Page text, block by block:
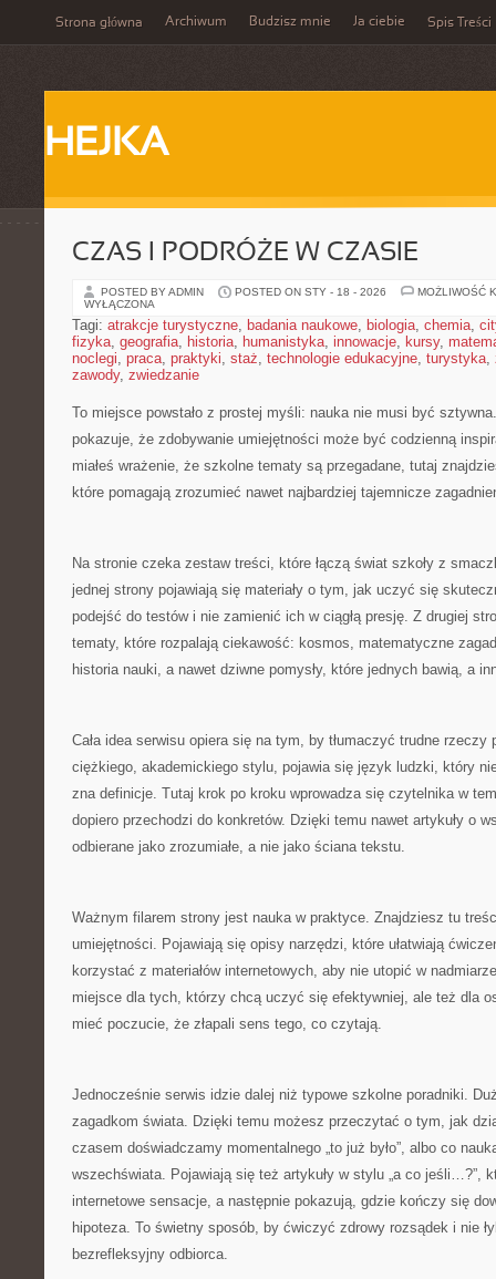
Strona główna Archiwum Budzisz mnie Ja ciebie Spis Treści
HEJKA
CZAS I PODRÓŻE W CZASIE
POSTED BY ADMIN POSTED ON STY - 18 - 2026
MOŻLIWOŚĆ
WYŁĄCZONA
Tagi: atrakcje turystyczne, badania naukowe, biologia, chemia,
fizyka, geografia, historia, humanistyka, innowacje, kursy,
noclegi, praca, praktyki, staż, technologie edukacyjne, turystyka,
zawody, zwiedzanie
To miejsce powstało z prostej myśli: nauka nie musi być
pokazuje, że zdobywanie umiejętności może być codzienną
miałeś wrażenie, że szkolne tematy są przegadane, tutaj
które pomagają zrozumieć nawet najbardziej tajemnicze
Na stronie czeka zestaw treści, które łączą świat szkoły z
jednej strony pojawiają się materiały o tym, jak uczyć się
podejść do testów i nie zamienić ich w ciągłą presję. Z drugiej
tematy, które rozpalają ciekawość: kosmos, matematyczne
historia nauki, a nawet dziwne pomysły, które jednych bawią, a
Cała idea serwisu opiera się na tym, by tłumaczyć trudne rzeczy
ciężkiego, akademickiego stylu, pojawia się język ludzki, który
zna definicje. Tutaj krok po kroku wprowadza się czytelnika w
dopiero przechodzi do konkretów. Dzięki temu nawet artykuły o
odbierane jako zrozumiałe, a nie jako ściana tekstu.
Ważnym filarem strony jest nauka w praktyce. Znajdziesz tu
umiejętności. Pojawiają się opisy narzędzi, które ułatwiają
korzystać z materiałów internetowych, aby nie utopić w
miejsce dla tych, którzy chcą uczyć się efektywniej, ale też dla
mieć poczucie, że złapali sens tego, co czytają.
Jednocześnie serwis idzie dalej niż typowe szkolne poradniki.
zagadkom świata. Dzięki temu możesz przeczytać o tym, jak
czasem doświadczamy momentalnego „to już było”, albo co
wszechświata. Pojawiają się też artykuły w stylu „a co jeśli…?”,
internetowe sensacje, a następnie pokazują, gdzie kończy się
hipoteza. To świetny sposób, by ćwiczyć zdrowy rozsądek i nie
bezrefleksyjny odbiorca.